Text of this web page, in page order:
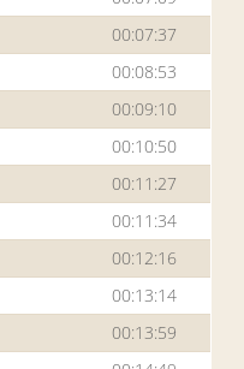
00:07:37
00:08:53
00:09:10
00:10:50
00:11:27
00:11:34
00:12:16
00:13:14
00:13:59